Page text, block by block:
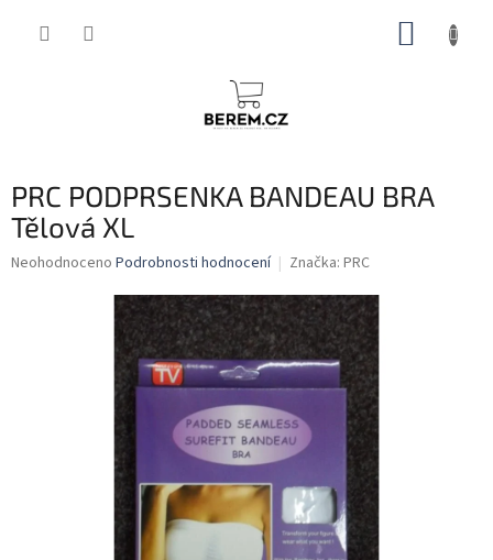
PRC PODPRSENKA BANDEAU BRA
Tělová XL
Průměrné
Neohodnoceno Podrobnosti hodnocení Značka: PRC